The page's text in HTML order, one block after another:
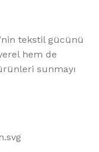
tekstil gücünü
hem de
sunmayı